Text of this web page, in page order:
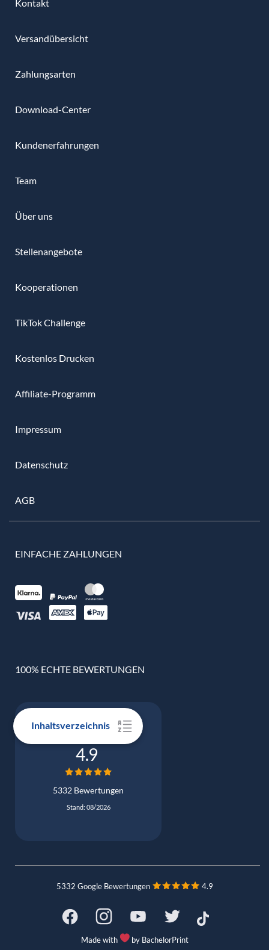
Inhaltsverzeichnis
Kontakt
Versandübersicht
Zahlungsarten
Download-Center
Kundenerfahrungen
Team
Über uns
Stellenangebote
Kooperationen
TikTok Challenge
Kostenlos Drucken
Affiliate-Programm
Impressum
Datenschutz
AGB
EINFACHE ZAHLUNGEN
100% ECHTE BEWERTUNGEN
4.9
5332 Bewertungen
Stand: 08/2026
5332 Google Bewertungen 4.9
Made with by BachelorPrint